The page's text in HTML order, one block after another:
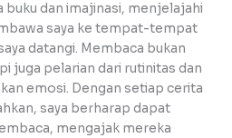
buku dan imajinasi, menjelajahi
saya ke tempat-tempat
datangi. Membaca bukan
juga pelarian dari rutinitas dan
emosi. Dengan setiap cerita
saya berharap dapat
mengajak mereka